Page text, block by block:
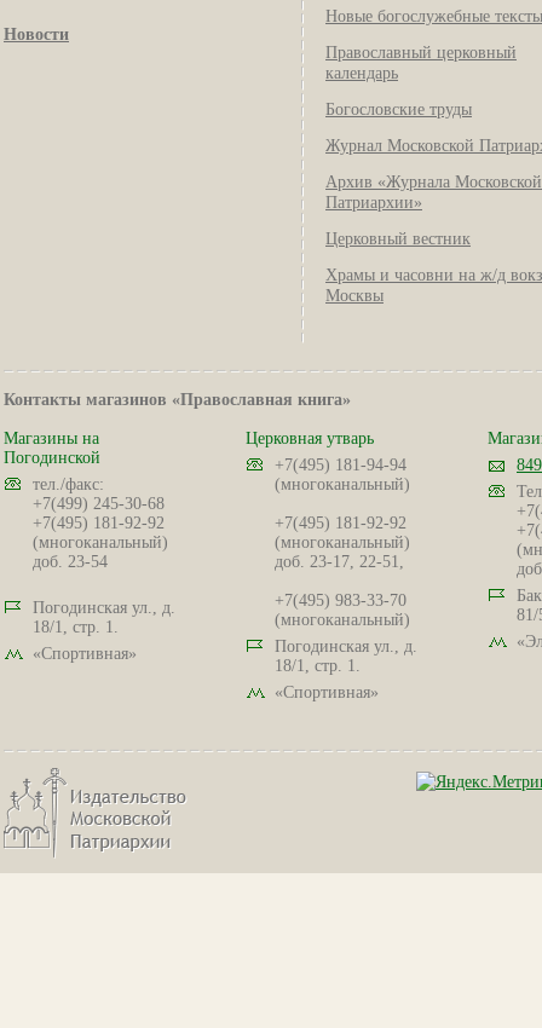
Новости
Новые богослужебные тексты
Православный церковный
календарь
Богословские труды
Журнал Московской
Архив «Журнала Московской
Патриархии»
Церковный вестник
Храмы и часовни на ж/д
Москвы
Контакты магазинов «Православная книга»
Магазины на
Погодинской
тел./факс:
+7(499) 245-30-68
+7(495) 181-92-92
(многоканальный)
доб. 23-54
Погодинская ул., д.
18/1, стр. 1.
«Спортивная»
Церковная утварь
+7(495) 181-94-94
(многоканальный)
+7(495) 181-92-92
(многоканальный)
доб. 23-17, 22-51,
+7(495) 983-33-70
(многоканальный)
Погодинская ул., д.
18/1, стр. 1.
«Спортивная»
81/